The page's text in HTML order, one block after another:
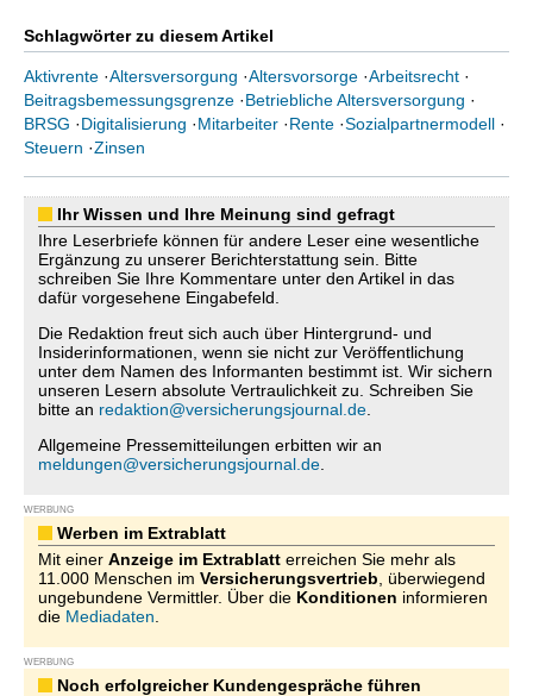
Schlagwörter zu diesem Artikel
Aktivrente ·Altersversorgung ·Altersvorsorge ·Arbeitsrecht ·
Beitragsbemessungsgrenze ·Betriebliche Altersversorgung ·
BRSG ·Digitalisierung ·Mitarbeiter ·Rente ·Sozialpartnermodell ·
Steuern ·Zinsen
Ihr Wissen und Ihre Meinung sind gefragt
Ihre Leserbriefe können für andere Leser eine wesentliche
Ergänzung zu unserer Berichterstattung sein. Bitte
schreiben Sie Ihre Kommentare unter den Artikel in das
dafür vorgesehene Eingabefeld.
Die Redaktion freut sich auch über Hintergrund- und
Insiderinformationen, wenn sie nicht zur Veröffentlichung
unter dem Namen des Informanten bestimmt ist. Wir sichern
unseren Lesern absolute Vertraulichkeit zu. Schreiben Sie
bitte an redaktion@versicherungsjournal.de
Allgemeine Pressemitteilungen erbitten wir an
meldungen@versicherungsjournal.de
WERBUNG
Werben im Extrablatt
Mit einer Anzeige im Extrablatt erreichen Sie mehr als
11.000 Menschen im Versicherungsvertrieb , überwiegend
ungebundene Vermittler. Über die Konditionen informieren
die Mediadaten
WERBUNG
Noch erfolgreicher Kundengespräche führen